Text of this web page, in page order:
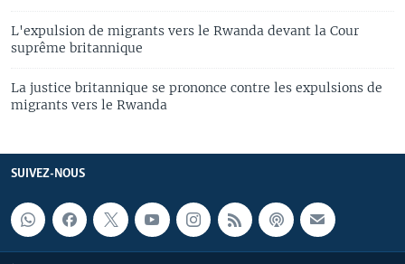
L'expulsion de migrants vers le Rwanda devant la Cour
suprême britannique
La justice britannique se prononce contre les expulsions de
migrants vers le Rwanda
SUIVEZ-NOUS